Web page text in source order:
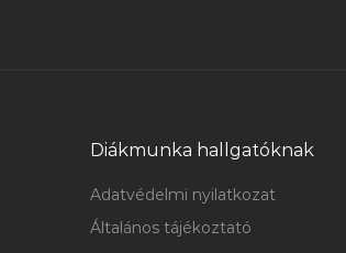
Diákmunka hallgatóknak
Adatvédelmi nyilatkozat
Általános tájékoztató